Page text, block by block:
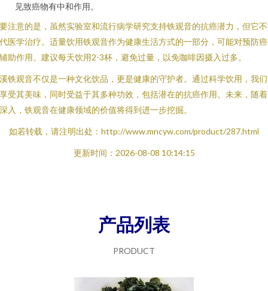
见致癌物有中和作用。
注意的是，虽然实验室和流行病学研究支持铁观音的抗癌潜力，但它
医学治疗。适量饮用铁观音作为健康生活方式的一部分，可能对预防
助作用。建议每天饮用2-3杯，避免过量，以免咖啡因摄入过多。
铁观音不仅是一种文化饮品，更是健康的守护者。通过科学饮用，我
受其美味，同时受益于其多种功效，包括潜在的抗癌作用。未来，随
入，铁观音在健康领域的价值将得到进一步挖掘。
如若转载，请注明出处：http://www.mncyw.com/product/287.html
更新时间：2026-08-08 10:14:15
产品列表
PRODUCT